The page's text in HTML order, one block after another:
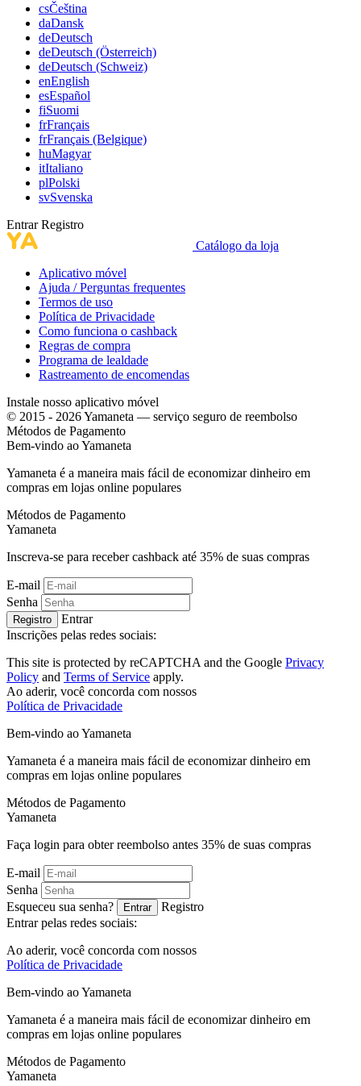
csČeština
daDansk
deDeutsch
deDeutsch (Österreich)
deDeutsch (Schweiz)
enEnglish
esEspañol
fiSuomi
frFrançais
frFrançais (Belgique)
huMagyar
itItaliano
plPolski
svSvenska
Entrar Registro
Catálogo da loja
Aplicativo móvel
Ajuda / Perguntas frequentes
Termos de uso
Política de Privacidade
Como funciona o cashback
Regras de compra
Programa de lealdade
Rastreamento de encomendas
Instale nosso aplicativo móvel
© 2015 - 2026 Yamaneta — serviço seguro de reembolso
Métodos de Pagamento
Bem-vindo aoYamaneta
Yamaneta é a maneira mais fácil de economizar dinheiro em
compras em lojas online populares
Métodos de Pagamento
Yamaneta
Inscreva-se para receber cashback até 35% de suas compras
E-mail
Senha
Registro
Entrar
Inscrições pelas redes sociais:
This site is protected by reCAPTCHA and the Google Privacy
Policy and Terms of Service apply.
Ao aderir, você concorda com nossos
Política de Privacidade
Bem-vindo aoYamaneta
Yamaneta é a maneira mais fácil de economizar dinheiro em
compras em lojas online populares
Métodos de Pagamento
Yamaneta
Faça login para obter reembolso antes 35% de suas compras
E-mail
Senha
Esqueceu sua senha?
Entrar
Registro
Entrar pelas redes sociais:
Ao aderir, você concorda com nossos
Política de Privacidade
Bem-vindo aoYamaneta
Yamaneta é a maneira mais fácil de economizar dinheiro em
compras em lojas online populares
Métodos de Pagamento
Yamaneta